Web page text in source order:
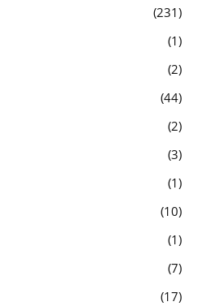
231
1
2
44
2
3
1
10
1
7
17